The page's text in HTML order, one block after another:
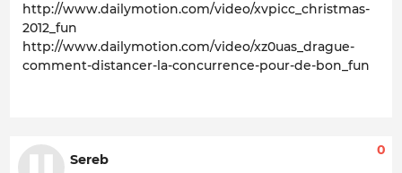
http://www.dailymotion.com/video/xvpicc_christmas-
2012_fun
http://www.dailymotion.com/video/xz0uas_drague-
comment-distancer-la-concurrence-pour-de-bon_fun
Sereb
0